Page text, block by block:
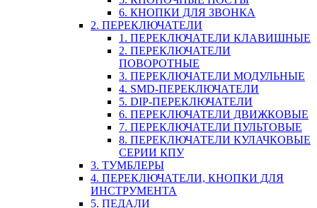
6. КНОПКИ ДЛЯ ЗВОНКА
2. ПЕРЕКЛЮЧАТЕЛИ
1. ПЕРЕКЛЮЧАТЕЛИ КЛАВИШНЫЕ
2. ПЕРЕКЛЮЧАТЕЛИ
ПОВОРОТНЫЕ
3. ПЕРЕКЛЮЧАТЕЛИ МОДУЛЬНЫЕ
4. SMD-ПЕРЕКЛЮЧАТЕЛИ
5. DIP-ПЕРЕКЛЮЧАТЕЛИ
6. ПЕРЕКЛЮЧАТЕЛИ ДВИЖКОВЫЕ
7. ПЕРЕКЛЮЧАТЕЛИ ПУЛЬТОВЫЕ
8. ПЕРЕКЛЮЧАТЕЛИ КУЛАЧКОВЫЕ
СЕРИИ КПУ
3. ТУМБЛЕРЫ
4. ПЕРЕКЛЮЧАТЕЛИ, КНОПКИ ДЛЯ
ИНСТРУМЕНТА
5. ПЕДАЛИ